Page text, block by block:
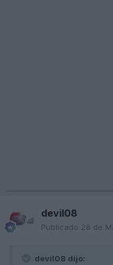
devil08
Publicado 28 de
devil08 dijo: